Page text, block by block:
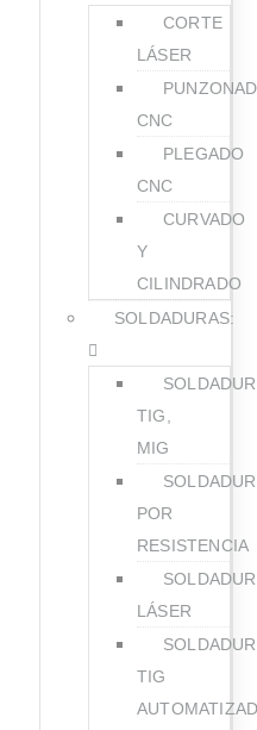
CORTE
LÁSER
CNC
PLEGADO
CNC
CURVADO
Y
CILINDRADO
SOLDADURAS:
TIG,
MIG
POR
RESISTENCIA
LÁSER
TIG